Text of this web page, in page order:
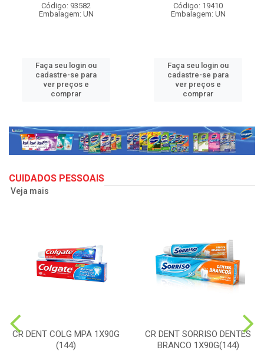
Código: 93582
Embalagem: UN
Faça seu login ou
cadastre-se para
ver preços e
comprar
Código: 19410
Embalagem: UN
Faça seu login ou
cadastre-se para
ver preços e
comprar
CUIDADOS PESSOAIS
Veja mais
CR DENT COLG MPA 1X90G
(144)
CR DENT SORRISO DENTES
BRANCO 1X90G(144)